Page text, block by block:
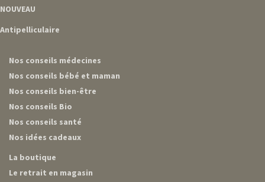
NOUVEAU
Antipelliculaire
Nos conseils médecines
Nos conseils bébé et maman
Nos conseils bien-être
Nos conseils Bio
Nos conseils santé
Nos idées cadeaux
La boutique
Le retrait en magasin